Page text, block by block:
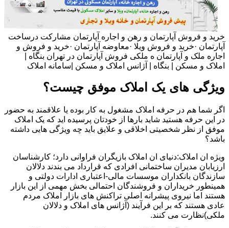
خرید و فروش آپارتمان و رهن و اجاره آپارتمان مشارکت درساخت
آپارتمان ·خرید و فروش ویلا ·معاوضه آپارتمان ·خرید و فروش و
اجاره ملک و آپارتمان ه ملکی فروش آپارتمان در تهران بنگاه |
املاک و مسکن | بنگاه | آژانس املاک و مسکن |سامانه املاک
ویژگی های یک املاک موفق چیست؟
اگر شما هم در حرفه املاک مشغول به کار بوده یا علاقمند به حضور
در این حرفه هستید شاید بارها از خودتان پرسیده اید که یک املاک
موفق از نظر شخصیتی اخلاقی و علایق باید چه ویژگی هایی داشته
باشد؟
ویژه ان املاک:دنیای ان املاک بازیگران فراوانی دارد؛ کارشناسان
ارزیابان مدیران ساختمانی افرادی که قرارداد می بندند دلالان
سازندگان بانکداران موسسات مالی-اعتباری ادارات دولتی و
همینطور خریداران و فروشندگان احتمالی بخش مهمی از این بازار
هستند اما نیروی پیشرانه اصلی تراکنش های بازار املاک مردم
عادی هستند که بر این فرآیند (آژانس های املاک و دلالان
ملکی)نظارت می کنند.